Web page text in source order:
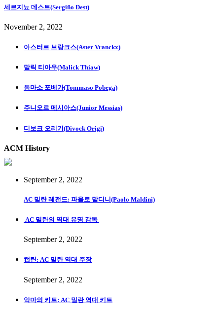
세르지뇨 데스트(Sergiño Dest)
November 2, 2022
아스터르 브랑크스(Aster Vranckx)
말릭 티아우(Malick Thiaw)
톰마소 포베가(Tommaso Pobega)
주니오르 메시아스(Junior Messias)
디보크 오리기(Divock Origi)
ACM History
September 2, 2022
AC 밀란 레전드: 파올로 말디니(Paolo Maldini)
AC 밀란의 역대 유명 감독
September 2, 2022
캡틴: AC 밀란 역대 주장
September 2, 2022
악마의 키트: AC 밀란 역대 키트